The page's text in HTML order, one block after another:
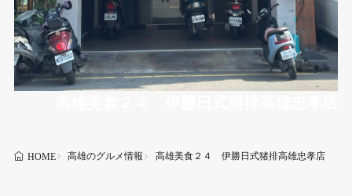
HOME 高雄のグルメ情報 高雄美食２４ 伊勝日式猪排高雄忠孝店